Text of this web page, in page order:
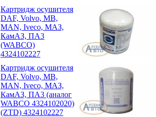
Картридж осушителя
DAF, Volvo, MB,
MAN, Iveco, МАЗ,
КамАЗ, ПА3
(WABCO)
4324102227
Картридж осушителя
DAF, Volvo, MB,
MAN, Iveco, МАЗ,
КамАЗ, ПА3 (аналог
WABCO 4324102020)
(ZTD) 4324102227